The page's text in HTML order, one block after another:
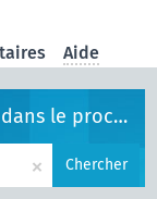
Aide
législatif
× Chercher